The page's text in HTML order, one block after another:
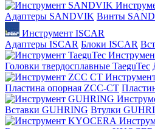
Адаптеры SANDVIK Винты
Инструмент ISCAR
Адаптеры ISCAR Блоки ISCAR
Головки твердосплавные TaeguTec
Пластина опорная ZCC-CT
Вставки GUHRING Втулки